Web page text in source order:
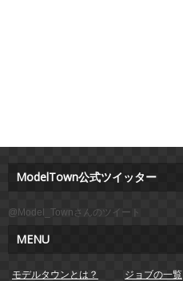
ModelTown公式ツイッター
@Model_Townさんのツイート
MENU
モデルタウンとは？ ジョブの一覧